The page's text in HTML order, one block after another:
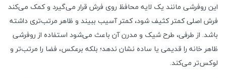
این روفرشی مانند یک لایه محافظ روی فرش قرار می‌گیرد و کمک می‌کند
فرش اصلی کمتر کثیف شود، کمتر آسیب ببیند و ظاهر مرتب‌تری داشته
باشد. از طرفی، طرح شیک و مدرن آن باعث می‌شود استفاده از روفرشی
ظاهر خانه را قدیمی یا ساده نشان ندهد؛ بلکه برعکس، فضا را مرتب‌تر و
لوکس‌تر می‌کند.